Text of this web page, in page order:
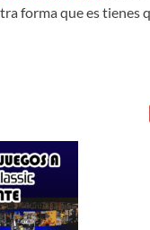
forma que es tienes